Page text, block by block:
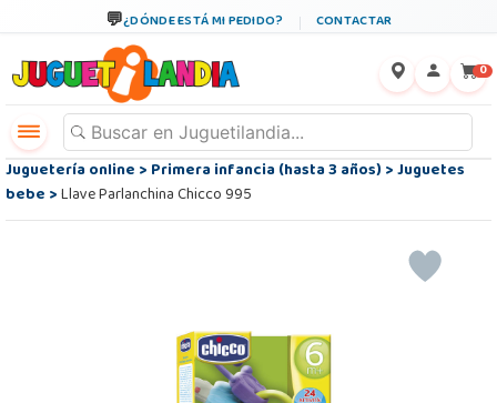
¿DÓNDE ESTÁ MI PEDIDO? CONTACTAR
0
Juguetería online>Primera infancia (hasta 3 años)>Juguetes
bebe>Llave Parlanchina Chicco 995